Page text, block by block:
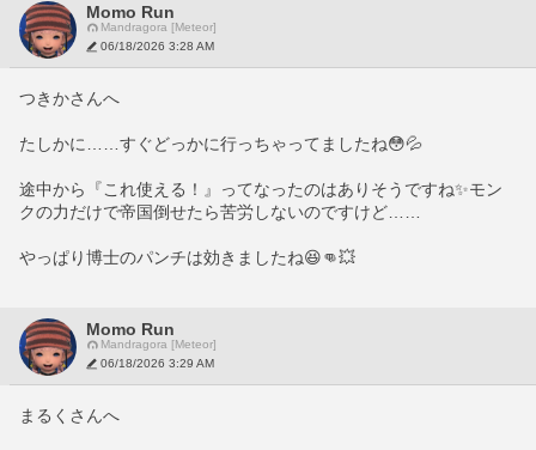
Momo Run
Mandragora [Meteor]
06/18/2026 3:28 AM
つきかさんへ
たしかに……すぐどっかに行っちゃってましたね😳💦
途中から『これ使える！』ってなったのはありそうですね✨️モン
クの力だけで帝国倒せたら苦労しないのですけど……
やっぱり博士のパンチは効きましたね😆👊💥
Momo Run
Mandragora [Meteor]
06/18/2026 3:29 AM
まるくさんへ